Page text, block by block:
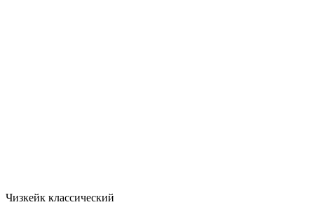
Чизкейк классический